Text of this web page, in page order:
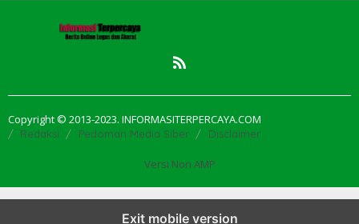
Copyright © 2013-2023. INFORMASITERPERCAYA.COM
Redaksi Pedoman Media Siber Disclaimer
Versi Non AMP
Exit mobile version